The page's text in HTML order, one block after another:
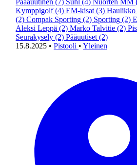
Päääuutinen (7) Suhl (4) Nuorten MM
Kymppigolf (4) EM-kisat (3) Haulikko
(2) Compak Sporting (2) Sporting (2)
Aleksi Leppä (2) Marko Talvitie (2)
Seurakysely (2) Pääuutiset (2)
15.8.2025 • Pistooli • Yleinen